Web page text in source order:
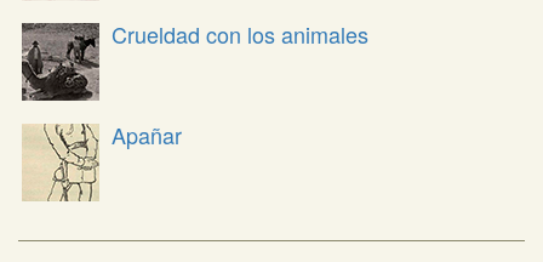
Crueldad con los animales
Apañar